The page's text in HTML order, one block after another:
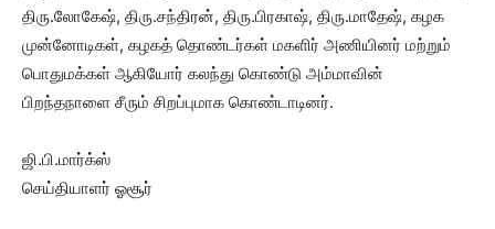
திரு.லோகேஷ், திரு.சந்திரன், திரு.பிரகாஷ், திரு.மாதேஷ், கழக
முன்னோடிகள், கழகத் தொண்டர்கள் மகளிர் அணியினர் மற்றும்
பொதுமக்கள் ஆகியோர் கலந்து கொண்டு அம்மாவின்
பிறந்தநாளை சீரும் சிறப்புமாக கொண்டாடினர்.
ஜி.பி.மார்க்ஸ்
செய்தியாளர் ஓசூர்